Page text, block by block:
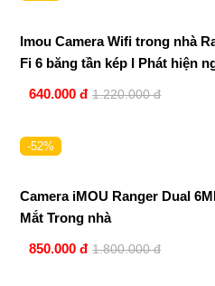
Imou Camera Wifi trong nhà
Fi 6 băng tần kép I Phát hiện
640.000 đ 1.220.000 đ
-52%
Camera iMOU Ranger Dual
Mắt Trong nhà
850.000 đ 1.800.000 đ